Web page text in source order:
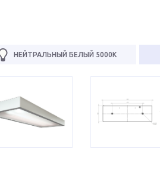
НЕЙТРАЛЬНЫЙ БЕЛЫЙ 5000К